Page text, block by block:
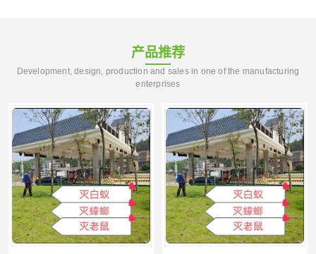
产品推荐
Development, design, production and sales in one of the manufacturing
enterprises